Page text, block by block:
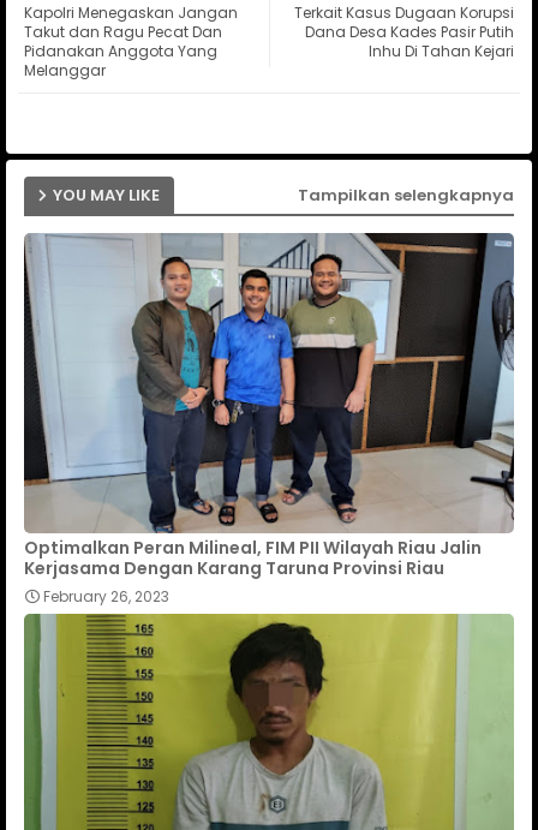
ats
Terkait Kasus Dugaan Korupsi
Dana Desa Kades Pasir Putih
Inhu Di Tahan Kejari
Kapolri Menegaskan Jangan
Takut dan Ragu Pecat Dan
Pidanakan Anggota Yang
Melanggar
YOU MAY LIKE Tampilkan selengkapnya
Optimalkan Peran Milineal, FIM PII Wilayah Riau Jalin
Kerjasama Dengan Karang Taruna Provinsi Riau
February 26, 2023